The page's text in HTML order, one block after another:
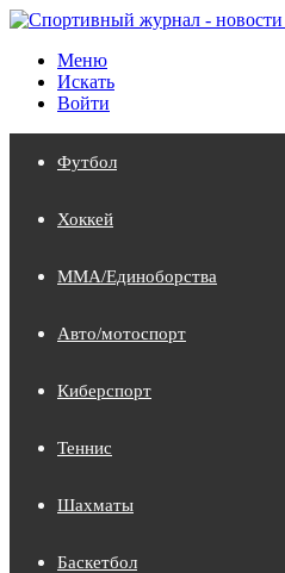
Меню
Искать
Войти
Футбол
Хоккей
MMA/Единоборства
Авто/мотоспорт
Киберспорт
Теннис
Шахматы
Баскетбол